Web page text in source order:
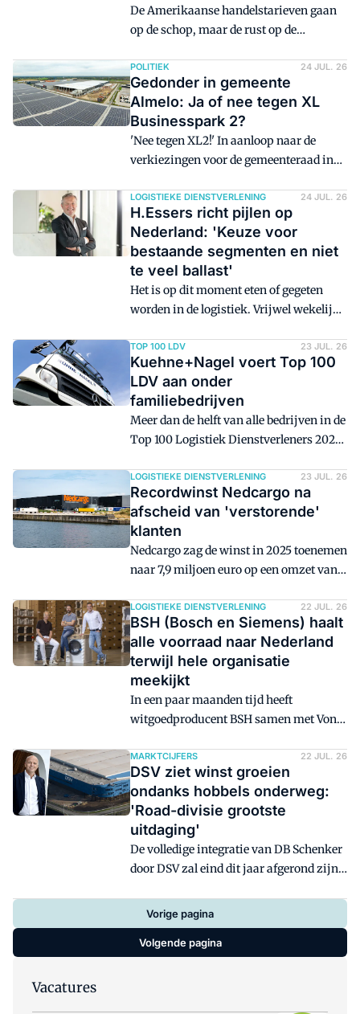
De Amerikaanse handelstarieven gaan
op de schop, maar de rust op de
aflopen van de tijdelijke invoerheffingen
voeren de VS een strenger en langduriger
regime in voor zestig handelspartners.
POLITIEK 24 JUL. 26
Gedonder in gemeente
Almelo: Ja of nee tegen XL
Businesspark 2?
'Nee tegen XL2!' In aanloop naar de
verkiezingen voor de gemeenteraad in
GroenLinks-PvdA Almelo is tegen de
plannen voor XL Businesspark 2. Toch
zit de partij ondertussen in de nieuwe
coalitie, samen met partijen die wél voor
een uitbreiding van het bedrijventerrein
zijn.
LOGISTIEKE DIENSTVERLENING 24 JUL. 26
H.Essers richt pijlen op
Nederland: 'Keuze voor
bestaande segmenten en niet
te veel ballast'
Het is op dit moment eten of gegeten
worden in de logistiek. Vrijwel wekelijks
gaat zeker nog een consolidatiegolf
komen, benadrukt ceo Gert Bervoets van
logistiek dienstverlener H.Essers. 'Ook
wij houden onze ogen altijd open.'
TOP 100 LDV 23 JUL. 26
Kuehne+Nagel voert Top 100
LDV aan onder
familiebedrijven
Meer dan de helft van alle bedrijven in de
Top 100 Logistiek Dienstverleners 2026
door een familielid van de
oorspronkelijke oprichter.
LOGISTIEKE DIENSTVERLENING 23 JUL. 26
Recordwinst Nedcargo na
afscheid van 'verstorende'
klanten
Nedcargo zag de winst in 2025 toenemen
naar 7,9 miljoen euro op een omzet van
directeur Diederik Jan Antvelink betaalt
de verscherpte focus op food en drinks
zich uit.
LOGISTIEKE DIENSTVERLENING 22 JUL. 26
BSH (Bosch en Siemens) haalt
alle voorraad naar Nederland
terwijl hele organisatie
meekijkt
In een paar maanden tijd heeft
witgoedproducent BSH samen met Vonk
volledige voorraad naar Nederland te
halen. De volgende stap is dat opslag en
warehousing op één locatie plaatsvindt.
'En dat doen we het liefst met een
betrouwbare partner.'
MARKTCIJFERS 22 JUL. 26
DSV ziet winst groeien
ondanks hobbels onderweg:
'Road-divisie grootste
uitdaging'
De volledige integratie van DB Schenker
door DSV zal eind dit jaar afgerond zijn,
woensdagochtend bij de presentatie van
de kwartaalcijfers. De grootste
uitdagingen zitten volgens de topman
Vorige pagina
Volgende pagina
Vacatures